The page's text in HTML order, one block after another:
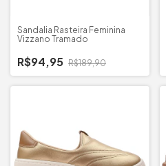
Sandalia Rasteira Feminina
Vizzano Tramado
R$94,95 R$189,90